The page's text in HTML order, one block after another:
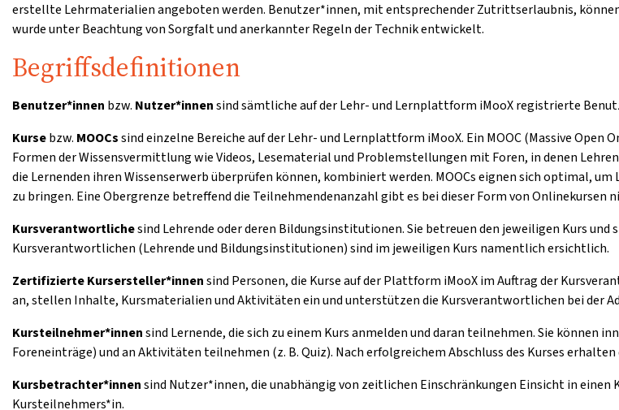
erstellte Lehrmaterialien angeboten werden. Benutzer*innen, mit entsprechender Zutrittserlaubnis,
wurde unter Beachtung von Sorgfalt und anerkannter Regeln der Technik entwickelt.
Begriffsdefinitionen
Benutzer*innen bzw. Nutzer*innensind sämtliche auf der Lehr- und Lernplattform iMooX registrierte
Kursebzw. MOOCssind einzelne Bereiche auf der Lehr- und Lernplattform iMooX. Ein MOOC (Massive
Formen der Wissensvermittlung wie Videos, Lesematerial und Problemstellungen mit Foren, in denen
die Lernenden ihren Wissenserwerb überprüfen können, kombiniert werden. MOOCs eignen sich optimal,
zu bringen. Eine Obergrenze betreffend die Teilnehmendenanzahl gibt es bei dieser Form von Onlinekursen
Kursverantwortlichesind Lehrende oder deren Bildungsinstitutionen. Sie betreuen den jeweiligen Kurs
Kursverantwortlichen (Lehrende und Bildungsinstitutionen) sind im jeweiligen Kurs namentlich ersichtlich.
Zertifizierte Kursersteller*innensind Personen, die Kurse auf der Plattform iMooX im Auftrag der
an, stellen Inhalte, Kursmaterialien und Aktivitäten ein und unterstützen die Kursverantwortlichen bei der
Kursteilnehmer*innensind Lernende, die sich zu einem Kurs anmelden und daran teilnehmen. Sie können
Foreneinträge) und an Aktivitäten teilnehmen (z. B. Quiz). Nach erfolgreichem Abschluss des Kurses
Kursbetrachter*innensind Nutzer*innen, die unabhängig von zeitlichen Einschränkungen Einsicht in einen
Kursteilnehmers*in.